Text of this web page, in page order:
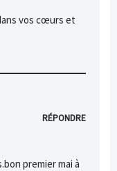
vos cœurs et
RÉPONDRE
premier mai à